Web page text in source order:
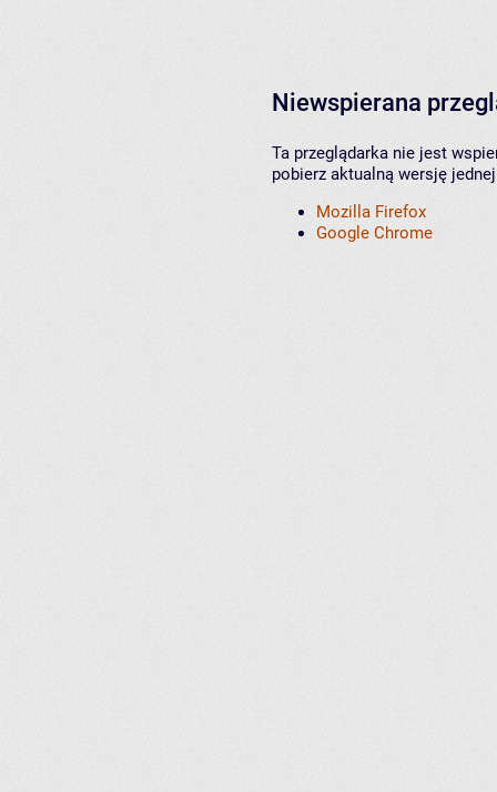
Niewspierana
Ta przeglądarka nie jest
pobierz aktualną wersję
Mozilla Firefox
Google Chrome